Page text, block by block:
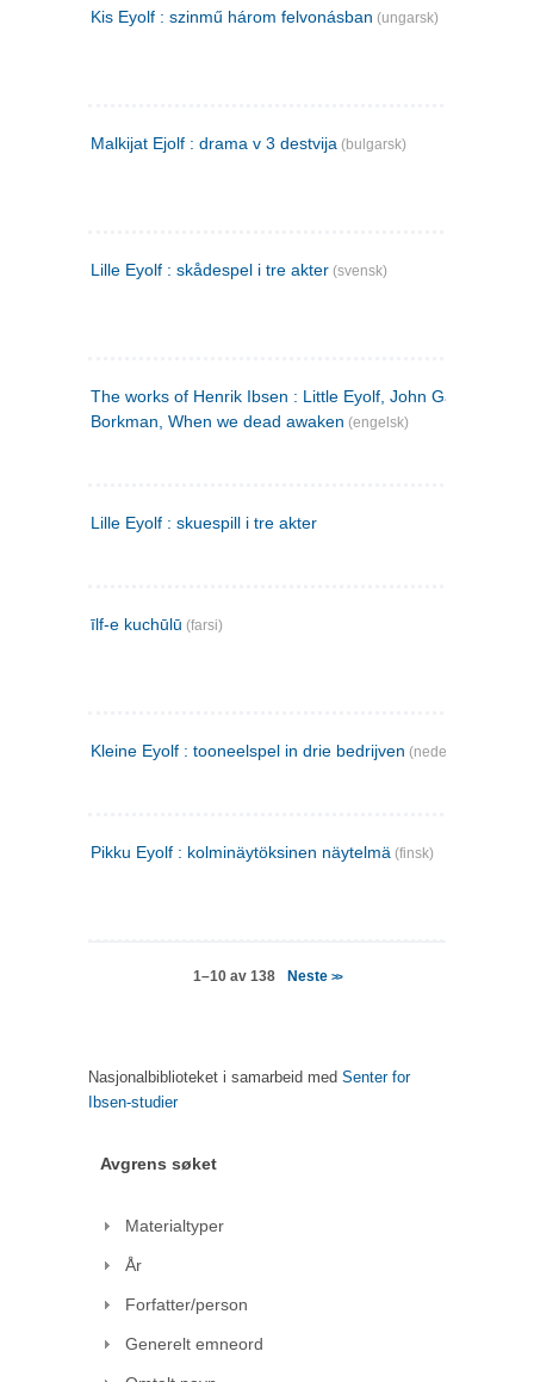
Kis Eyolf : szinmű három felvonásban (ungarsk)
Malkijat Ejolf : drama v 3 destvija (bulgarsk)
Lille Eyolf : skådespel i tre akter (svensk)
The works of Henrik Ibsen : Little Eyolf, John Gabriel
Borkman, When we dead awaken (engelsk)
Lille Eyolf : skuespill i tre akter
īlf-e kuchūlū (farsi)
Kleine Eyolf : tooneelspel in drie bedrijven (nederlandsk)
Pikku Eyolf : kolminäytöksinen näytelmä (finsk)
1–10 av 138 Neste >>
Nasjonalbiblioteket i samarbeid med Senter for
Ibsen-studier
Avgrens søket
Materialtyper
År
Forfatter/person
Generelt emneord